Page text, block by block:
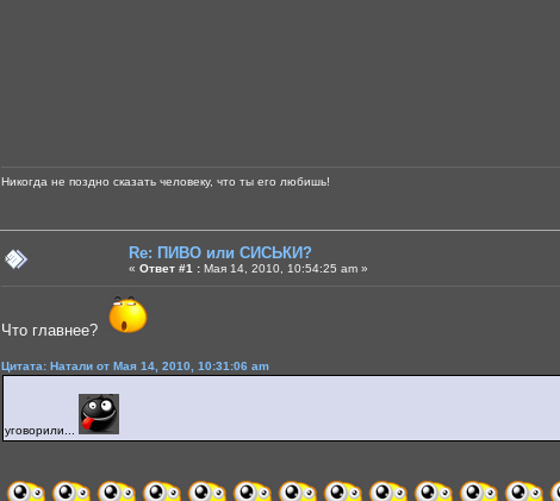
Никогда не поздно сказать человеку, что ты его любишь!
Re: ПИВО или СИСЬКИ?
« Ответ #1 : Мая 14, 2010, 10:54:25 am »
Что главнее?
Цитата: Натали от Мая 14, 2010, 10:31:06 am
уговорили...